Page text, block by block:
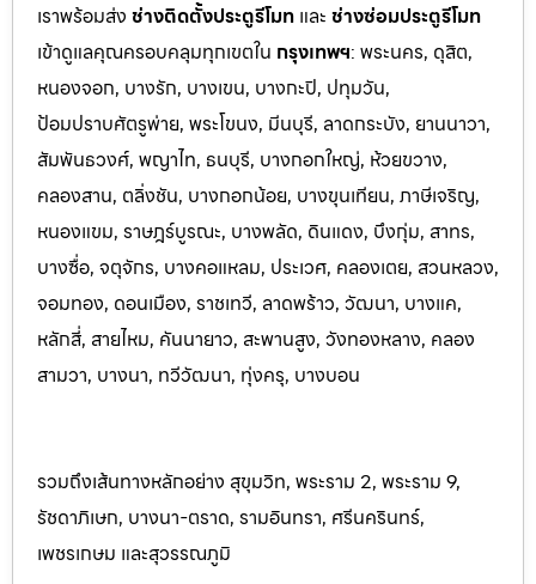
เราพร้อมส่ง ช่างติดตั้งประตูรีโมท และ ช่างซ่อมประตูรีโมท
เข้าดูแลคุณครอบคลุมทุกเขตใน กรุงเทพฯ: พระนคร, ดุสิต,
หนองจอก, บางรัก, บางเขน, บางกะปิ, ปทุมวัน,
ป้อมปราบศัตรูพ่าย, พระโขนง, มีนบุรี, ลาดกระบัง, ยานนาวา,
สัมพันธวงศ์, พญาไท, ธนบุรี, บางกอกใหญ่, ห้วยขวาง,
คลองสาน, ตลิ่งชัน, บางกอกน้อย, บางขุนเทียน, ภาษีเจริญ,
หนองแขม, ราษฎร์บูรณะ, บางพลัด, ดินแดง, บึงกุ่ม, สาทร,
บางซื่อ, จตุจักร, บางคอแหลม, ประเวศ, คลองเตย, สวนหลวง,
จอมทอง, ดอนเมือง, ราชเทวี, ลาดพร้าว, วัฒนา, บางแค,
หลักสี่, สายไหม, คันนายาว, สะพานสูง, วังทองหลาง, คลอง
สามวา, บางนา, ทวีวัฒนา, ทุ่งครุ, บางบอน
รวมถึงเส้นทางหลักอย่าง สุขุมวิท, พระราม 2, พระราม 9,
รัชดาภิเษก, บางนา-ตราด, รามอินทรา, ศรีนครินทร์,
เพชรเกษม และสุวรรณภูมิ